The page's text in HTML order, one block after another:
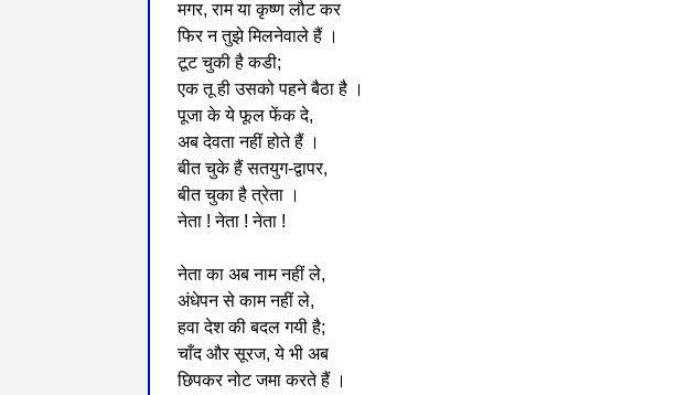
मगर, राम या कृष्ण लौट कर
फिर न तुझे मिलनेवाले हैं ।
टूट चुकी है कडी;
एक तू ही उसको पहने बैठा है ।
पूजा के ये फूल फेंक दे,
अब देवता नहीं होते हैं ।
बीत चुके हैं सतयुग-द्वापर,
बीत चुका है त्रेता ।
नेता ! नेता ! नेता !
नेता का अब नाम नहीं ले,
अंधेपन से काम नहीं ले,
हवा देश की बदल गयी है;
चाँद और सूरज, ये भी अब
छिपकर नोट जमा करते हैं ।